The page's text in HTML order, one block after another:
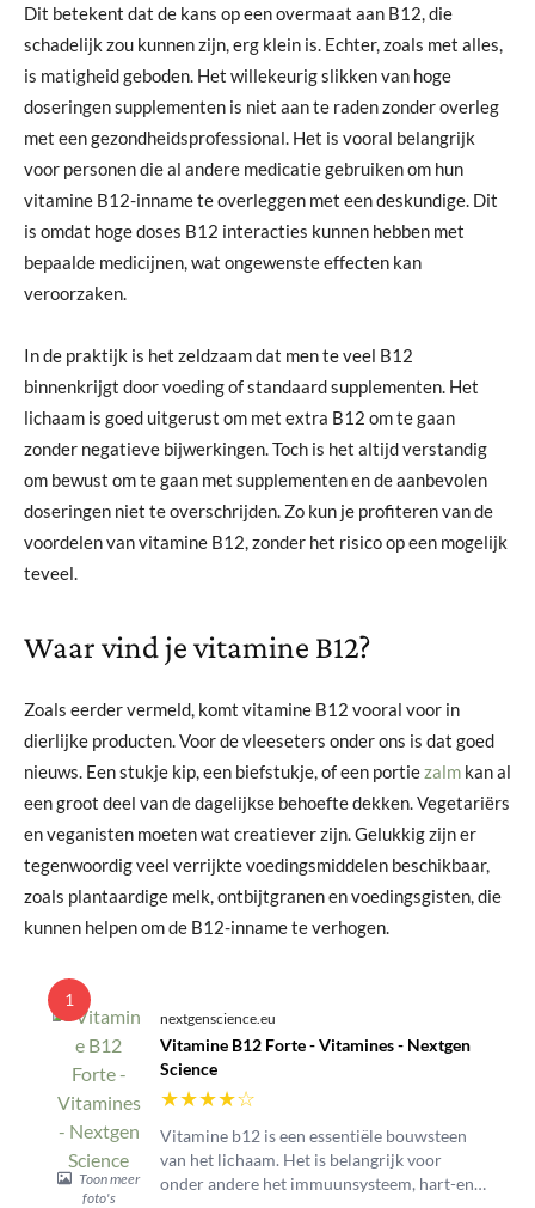
Dit betekent dat de kans op een overmaat aan B12, die
schadelijk zou kunnen zijn, erg klein is. Echter, zoals met alles,
is matigheid geboden. Het willekeurig slikken van hoge
doseringen supplementen is niet aan te raden zonder overleg
met een gezondheidsprofessional. Het is vooral belangrijk
voor personen die al andere medicatie gebruiken om hun
vitamine B12-inname te overleggen met een deskundige. Dit
is omdat hoge doses B12 interacties kunnen hebben met
bepaalde medicijnen, wat ongewenste effecten kan
veroorzaken.
In de praktijk is het zeldzaam dat men te veel B12
binnenkrijgt door voeding of standaard supplementen. Het
lichaam is goed uitgerust om met extra B12 om te gaan
zonder negatieve bijwerkingen. Toch is het altijd verstandig
om bewust om te gaan met supplementen en de aanbevolen
doseringen niet te overschrijden. Zo kun je profiteren van de
voordelen van vitamine B12, zonder het risico op een mogelijk
teveel.
Waar vind je vitamine B12?
Zoals eerder vermeld, komt vitamine B12 vooral voor in
dierlijke producten. Voor de vleeseters onder ons is dat goed
nieuws. Een stukje kip, een biefstukje, of een portiezalm kan al
een groot deel van de dagelijkse behoefte dekken. Vegetariërs
en veganisten moeten wat creatiever zijn. Gelukkig zijn er
tegenwoordig veel verrijkte voedingsmiddelen beschikbaar,
zoals plantaardige melk, ontbijtgranen en voedingsgisten, die
kunnen helpen om de B12-inname te verhogen.
1
Toon meer
foto's
nextgenscience.eu
Vitamine B12 Forte - Vitamines - Nextgen
Science
★★★★☆
Vitamine b12 is een essentiële bouwsteen
van het lichaam. Het is belangrijk voor
onder andere het immuunsysteem, hart-en